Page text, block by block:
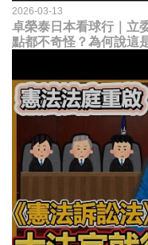
2026-03-13
卓榮泰日本看球行｜立
點都不奇怪？為何說這